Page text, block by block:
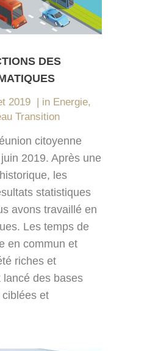
DES
2019 in Energie,
Transition
citoyenne
2019. Après une
les
statistiques
avons travaillé en
Les temps de
en commun et
riches et
des bases
et